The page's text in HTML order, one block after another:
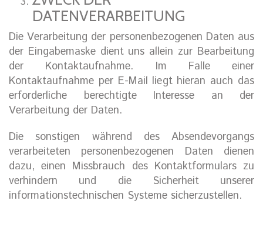
DATENVERARBEITUNG
Die Verarbeitung der personenbezogenen Daten aus
der Eingabemaske dient uns allein zur Bearbeitung
der Kontaktaufnahme. Im Falle einer
Kontaktaufnahme per E-Mail liegt hieran auch das
erforderliche berechtigte Interesse an der
Verarbeitung der Daten.
Die sonstigen während des Absendevorgangs
verarbeiteten personenbezogenen Daten dienen
dazu, einen Missbrauch des Kontaktformulars zu
verhindern und die Sicherheit unserer
informationstechnischen Systeme sicherzustellen.